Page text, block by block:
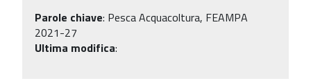
Parole chiave: Pesca Acquacoltura, FEAMPA
2021-27
Ultima modifica: